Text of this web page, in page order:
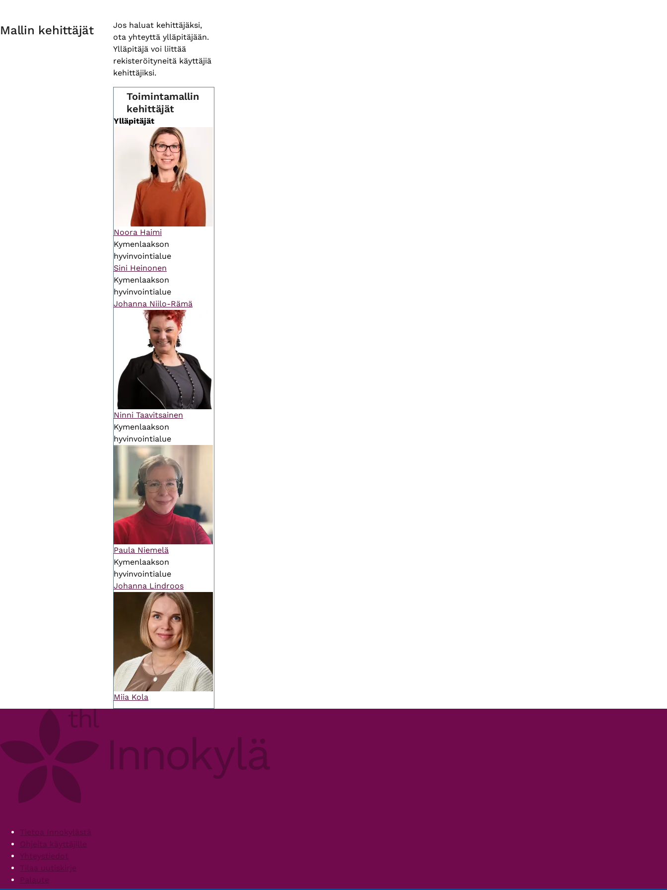
Primary
Mallin kehittäjät
Jos haluat kehittäjäksi,
ota yhteyttä ylläpitäjään.
Ylläpitäjä voi liittää
rekisteröityneitä käyttäjiä
kehittäjiksi.
Toimintamallin
kehittäjät
Ylläpitäjät
Noora Haimi
Kymenlaakson
hyvinvointialue
Sini Heinonen
Kymenlaakson
hyvinvointialue
Johanna Niilo-Rämä
Ninni Taavitsainen
Kymenlaakson
hyvinvointialue
Paula Niemelä
Kymenlaakson
hyvinvointialue
Johanna Lindroos
Miia Kola
FooterTietoa Innokylästä
Ohjeita käyttäjille
Yhteystiedot
Tilaa uutiskirje
Palaute